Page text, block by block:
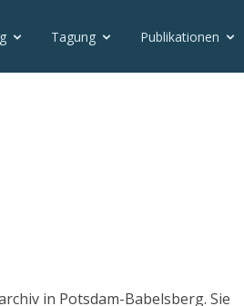
Tagung Publikationen
in Potsdam-Babelsberg. Sie